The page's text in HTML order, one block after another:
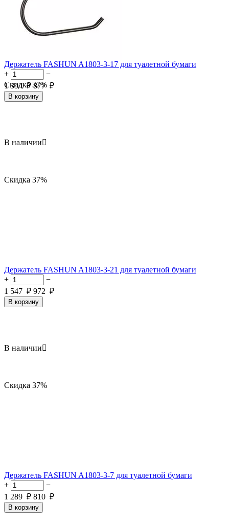
Скидка37%
Держатель FASHUN A1803-3-17 для туалетной бумаги
+
−
1 394 ₽ 877 ₽
В корзину
В наличии
Скидка 37%
Держатель FASHUN A1803-3-21 для туалетной бумаги
+
−
1 547 ₽ 972 ₽
В корзину
В наличии
Скидка 37%
Держатель FASHUN A1803-3-7 для туалетной бумаги
+
−
1 289 ₽ 810 ₽
В корзину